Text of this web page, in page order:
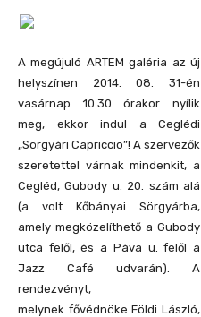
A megújuló ARTEM galéria az új
helyszínen 2014. 08. 31-én
vasárnap 10.30 órakor nyílik
meg, ekkor indul a Ceglédi
„Sörgyári Capriccio”! A szervezők
szeretettel várnak mindenkit, a
Cegléd, Gubody u. 20. szám alá
(a volt Kőbányai Sörgyárba,
amely megközelíthető a Gubody
utca felől, és a Páva u. felől a
Jazz Café udvarán). A
rendezvényt,
melynek fővédnöke Földi László,